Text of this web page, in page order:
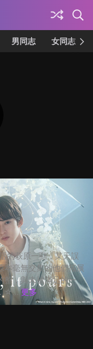
男同志 女同志
的萩原一顯，某天誤
本毫無交集的他們拓展
整，與未被滿足的一
☆... 更多